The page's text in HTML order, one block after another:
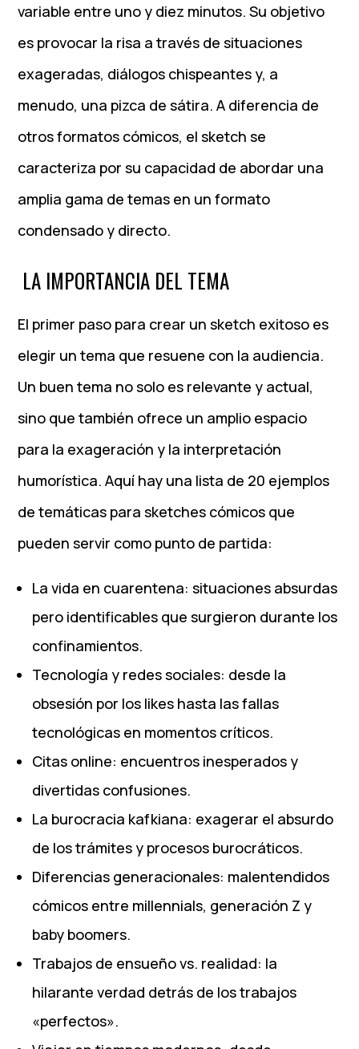
variable entre uno y diez minutos. Su objetivo
es provocar la risa a través de situaciones
exageradas, diálogos chispeantes y, a
menudo, una pizca de sátira. A diferencia de
otros formatos cómicos, el sketch se
caracteriza por su capacidad de abordar una
amplia gama de temas en un formato
condensado y directo.
LA IMPORTANCIA DEL TEMA
El primer paso para crear un sketch exitoso es
elegir un tema que resuene con la audiencia.
Un buen tema no solo es relevante y actual,
sino que también ofrece un amplio espacio
para la exageración y la interpretación
humorística. Aquí hay una lista de 20 ejemplos
de temáticas para sketches cómicos que
pueden servir como punto de partida:
La vida en cuarentena: situaciones absurdas
pero identificables que surgieron durante los
confinamientos.
Tecnología y redes sociales: desde la
obsesión por los likes hasta las fallas
tecnológicas en momentos críticos.
Citas online: encuentros inesperados y
divertidas confusiones.
La burocracia kafkiana: exagerar el absurdo
de los trámites y procesos burocráticos.
Diferencias generacionales: malentendidos
cómicos entre millennials, generación Z y
baby boomers.
Trabajos de ensueño vs. realidad: la
hilarante verdad detrás de los trabajos
«perfectos».